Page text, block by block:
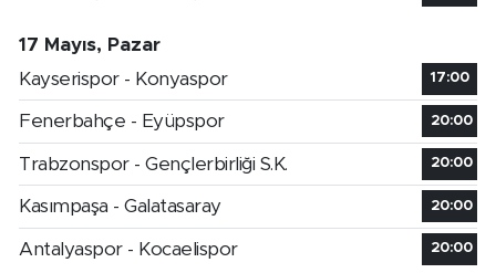
17 Mayıs, Pazar
Kayserispor - Konyaspor
17:00
Fenerbahçe - Eyüpspor 20:00
Trabzonspor - Gençlerbirliği S.K. 20:00
Kasımpaşa - Galatasaray 20:00
Antalyaspor - Kocaelispor 20:00